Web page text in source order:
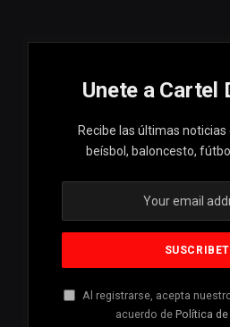
Unete a Cartel
Recibe las últimas
beísbol, baloncesto,
Al registrarse, acepta
acuerdo de Política